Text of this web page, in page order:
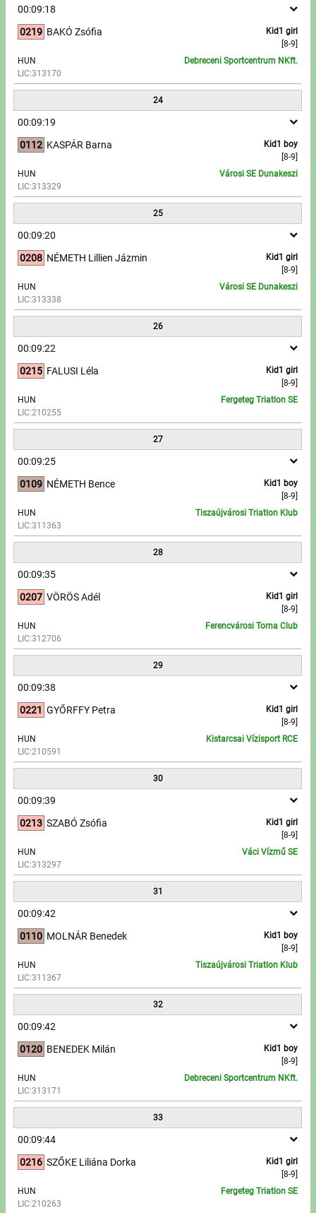
00:09:18
0219
Kid1 girl
[8-9]
BAKÓ Zsófia
HUN
LIC:313170
Debreceni Sportcentrum NKft.
24
00:09:19
0112
Kid1 boy
[8-9]
KASPÁR Barna
HUN
LIC:313329
Városi SE Dunakeszi
25
00:09:20
0208
Kid1 girl
[8-9]
NÉMETH Lillien Jázmin
HUN
LIC:313338
Városi SE Dunakeszi
26
00:09:22
0215
Kid1 girl
[8-9]
FALUSI Léla
HUN
LIC:210255
Fergeteg Triatlon SE
27
00:09:25
0109
Kid1 boy
[8-9]
NÉMETH Bence
HUN
LIC:311363
Tiszaújvárosi Triatlon Klub
28
00:09:35
0207
Kid1 girl
[8-9]
VÖRÖS Adél
HUN
LIC:312706
Ferencvárosi Torna Club
29
00:09:38
0221
Kid1 girl
[8-9]
GYŐRFFY Petra
HUN
LIC:210591
Kistarcsai Vízisport RCE
30
00:09:39
0213
Kid1 girl
[8-9]
SZABÓ Zsófia
HUN
LIC:313297
Váci Vízmű SE
31
00:09:42
0110
Kid1 boy
[8-9]
MOLNÁR Benedek
HUN
LIC:311367
Tiszaújvárosi Triatlon Klub
32
00:09:42
0120
Kid1 boy
[8-9]
BENEDEK Milán
HUN
LIC:313171
Debreceni Sportcentrum NKft.
33
00:09:44
0216
Kid1 girl
[8-9]
SZŐKE Liliána Dorka
HUN
LIC:210263
Fergeteg Triatlon SE